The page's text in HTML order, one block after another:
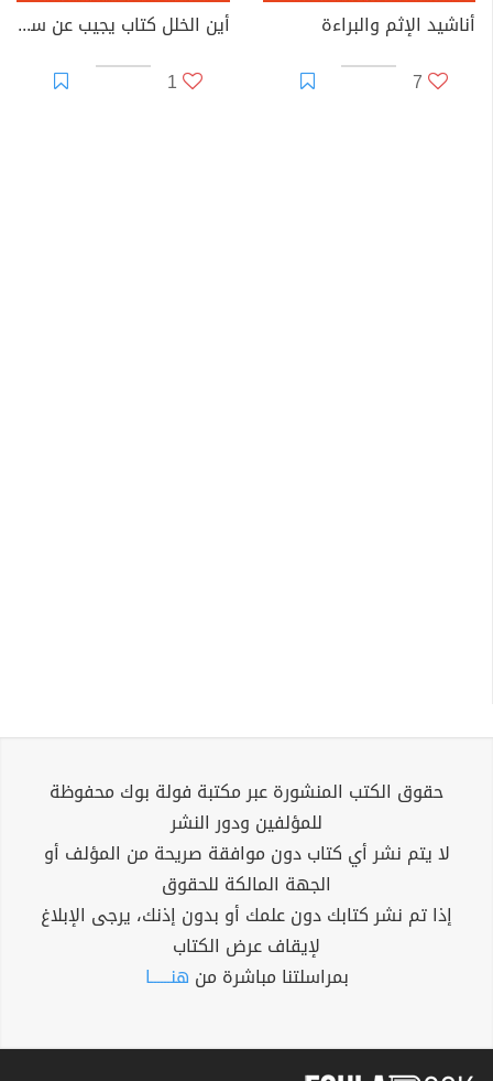
أناشيد الإثم والبراءة
7
أين الخلل كتاب يجيب عن سؤال عمره 200 عام
1
حقوق الكتب المنشورة عبر مكتبة فولة بوك محفوظة
للمؤلفين ودور النشر
لا يتم نشر أي كتاب دون موافقة صريحة من المؤلف أو
الجهة المالكة للحقوق
إذا تم نشر كتابك دون علمك أو بدون إذنك، يرجى الإبلاغ
لإيقاف عرض الكتاب
بمراسلتنا مباشرة من هنــــــا